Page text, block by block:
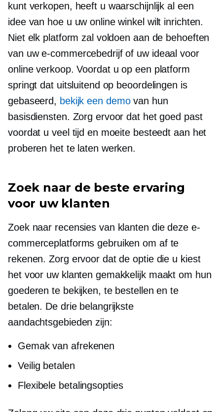
kunt verkopen, heeft u waarschijnlijk al een
idee van hoe u uw online winkel wilt inrichten.
Niet elk platform zal voldoen aan de behoeften
van uw e-commercebedrijf of uw ideaal voor
online verkoop. Voordat u op een platform
springt dat uitsluitend op beoordelingen is
gebaseerd, bekijk een demovan hun
basisdiensten. Zorg ervoor dat het goed past
voordat u veel tijd en moeite besteedt aan het
proberen het te laten werken.
Zoek naar de beste ervaring
voor uw klanten
Zoek naar recensies van klanten die deze e-
commerceplatforms gebruiken om af te
rekenen. Zorg ervoor dat de optie die u kiest
het voor uw klanten gemakkelijk maakt om hun
goederen te bekijken, te bestellen en te
betalen. De drie belangrijkste
aandachtsgebieden zijn:
Gemak van afrekenen
Veilig betalen
Flexibele betalingsopties